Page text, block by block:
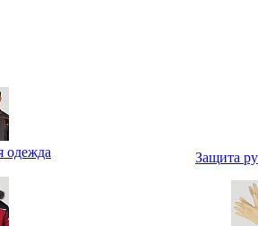
одежда
Защита